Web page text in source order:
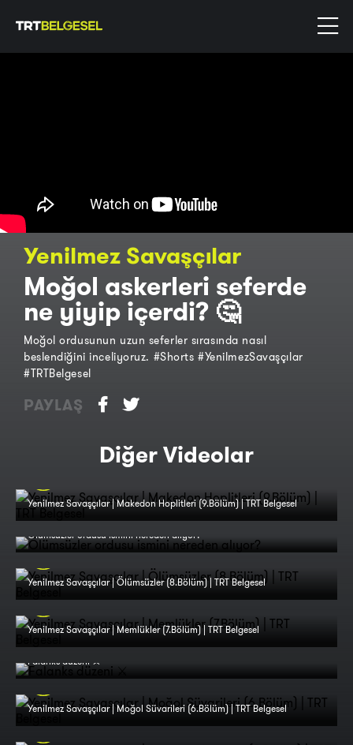
Yenilmez Savaşçılar
Moğol askerleri seferde
ne yiyip içerdi? 🤔
Moğol ordusunun uzun seferler sırasında nasıl
beslendiğini inceliyoruz. #Shorts #YenilmezSavaşçılar
#TRTBelgesel
PAYLAŞ
Diğer Videolar
Yenilmez Savaşçılar | Makedon Hoplitleri (9.Bölüm) | TRT Belgesel
Ölümsüzler ordusu ismini nereden alıyor?
Yenilmez Savaşçılar | Ölümsüzler (8.Bölüm) | TRT Belgesel
Yenilmez Savaşçılar | Memlükler (7.Bölüm) | TRT Belgesel
Falanks düzeni ⚔️
Yenilmez Savaşçılar | Moğol Süvarileri (6.Bölüm) | TRT Belgesel